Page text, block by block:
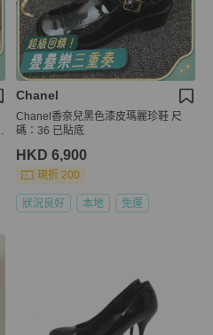
Chanel
Chanel香奈兒黑色漆皮瑪麗珍鞋 尺
碼：36 已貼底
HKD 6,900
現折 200
狀況良好 本地 免運